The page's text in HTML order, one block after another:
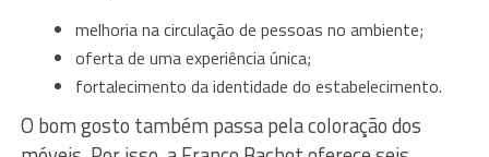
melhoria na circulação de pessoas no ambiente;
oferta de uma experiência única;
fortalecimento da identidade do estabelecimento.
O bom gosto também passa pela coloração dos